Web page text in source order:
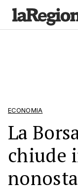
ECONOMIA
La
chiude